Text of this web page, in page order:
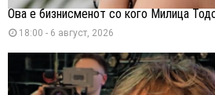
Ова е бизнисменот со кого Милица
18:00 - 6 август, 2026